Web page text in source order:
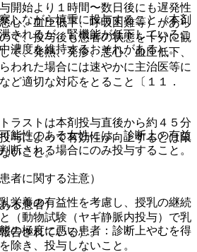
しながら慎重に投与すること（本剤
されるが、腎機能が低下しているこ
濃度を維持するおそれがある）。
能性のある女性には、診断上の有益
断される場合にのみ投与すること。
栄養の有益性を考慮し、授乳の継続
（動物試験（ヤギ静脈内投与）で乳
告されている）。
開始より１時間〜数日後にも遅発性
心、血圧低下、呼吸困難等）があら
で、投与後も患者の状態を十分に観
て、発熱、発疹、悪心、血圧低下、
われた場合には速やかに主治医等に
ど適切な対応をとること〔１１．
ラストは本剤投与直後から約４５分
与によって有効性が向上するとは限
いこと。
者に関する注意）
る患者）
の極度に悪い患者：診断上やむを得
除き、投与しないこと。